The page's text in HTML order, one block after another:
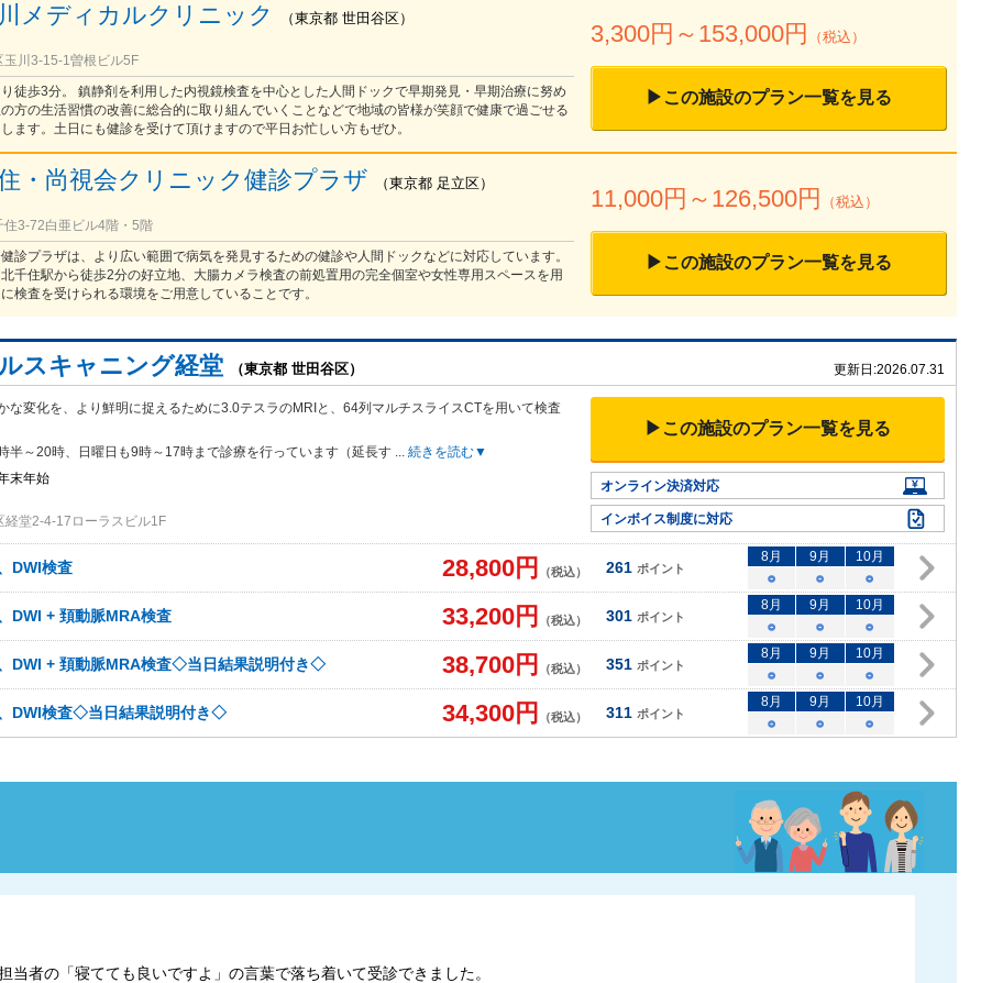
メディカルクリニック （東京都 世田谷区）
玉川3-15-1曽根ビル5F
徒歩3分。 鎮静剤を利用した内視鏡検査を中心とした人間ドックで早期発見・早期治療に努め
方の生活習慣の改善に総合的に取り組んでいくことなどで地域の皆様が笑顔で健康で過ごせる
ます。土日にも健診を受けて頂けますので平日お忙しい方もぜひ。
3,300円～ 153,000円 （税込）
▶この施設のプラン一覧を見る
・尚視会クリニック健診プラザ （東京都 足立区）
住3-72白亜ビル4階・5階
診プラザは、より広い範囲で病気を発見するための健診や人間ドックなどに対応しています。
千住駅から徒歩2分の好立地、大腸カメラ検査の前処置用の完全個室や女性専用スペースを用
検査を受けられる環境をご用意していることです。
11,000円～ 126,500円 （税込）
▶この施設のプラン一覧を見る
スキャニング経堂 （東京都 世田谷区） 更新日:2026.07.31
な変化を、より鮮明に捉えるために3.0テスラのMRIと、64列マルチスライスCTを用いて検査
半～20時、日曜日も9時～17時まで診療を行っています（延長す ... 続きを読む▼
末年始
経堂2-4-17ローラスビル1F
▶この施設のプラン一覧を見る
オンライン決済対応
インボイス制度に対応
DWI検査 28,800円 （税込） 261 ポイント
8月 9月 10月
○
○ ○
DWI + 頚動脈MRA検査 33,200円 （税込） 301 ポイント
8月 9月 10月
○
○ ○
DWI + 頚動脈MRA検査◇当日結果説明付き◇ 38,700円 （税込） 351 ポイント
8月 9月 10月
○
○ ○
DWI検査◇当日結果説明付き◇ 34,300円 （税込） 311 ポイント
8月 9月 10月
○
○ ○
者の「寝てても良いですよ」の言葉で落ち着いて受診できました。